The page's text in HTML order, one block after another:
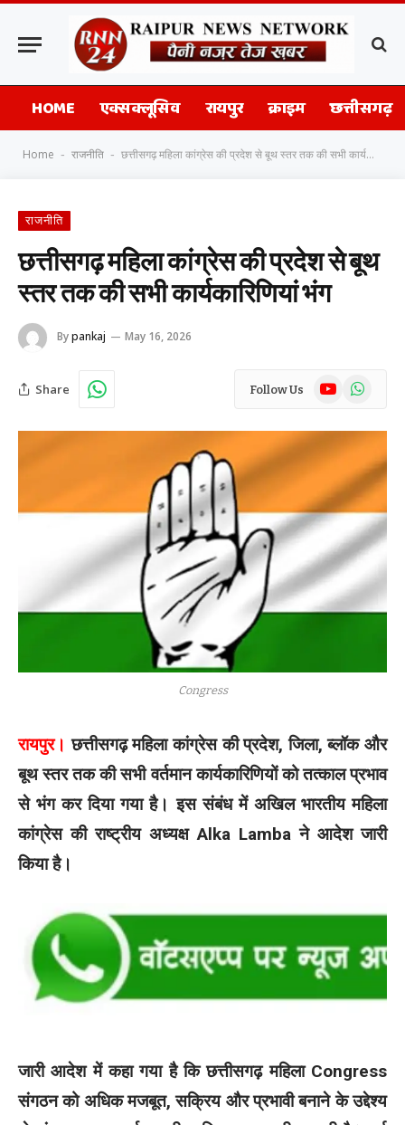
HOME एक्सक्लूसिव रायपुर क्राइम छत्तीसगढ़
Home - राजनीति - छत्तीसगढ़ महिला कांग्रेस की प्रदेश से बूथ स्तर तक की सभी कार्यकारिणियां भंग
राजनीति
छत्तीसगढ़ महिला कांग्रेस की प्रदेश से बूथ
स्तर तक की सभी कार्यकारिणियां भंग
Bypankaj May 16, 2026
Share Follow Us YouTubeWhatsApp
Congress
रायपुर। छत्तीसगढ़ महिला कांग्रेस की प्रदेश, जिला, ब्लॉक और
बूथ स्तर तक की सभी वर्तमान कार्यकारिणियों को तत्काल प्रभाव
से भंग कर दिया गया है। इस संबंध में अखिल भारतीय महिला
कांग्रेस की राष्ट्रीय अध्यक्ष Alka Lamba ने आदेश जारी
किया है।
जारी आदेश में कहा गया है कि छत्तीसगढ़ महिला Congress
संगठन को अधिक मजबूत, सक्रिय और प्रभावी बनाने के उद्देश्य